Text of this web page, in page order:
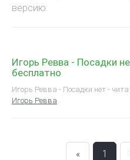
версию:
Игорь Ревва - Посадки
бесплатно
Игорь Ревва - Посадки нет -
Игорь Ревва
« 1